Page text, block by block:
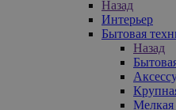
Назад
Интерьер
Бытовая
Назад
Мелкая